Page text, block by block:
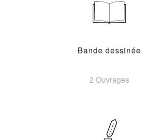
Bande dessinée
2 Ouvrages